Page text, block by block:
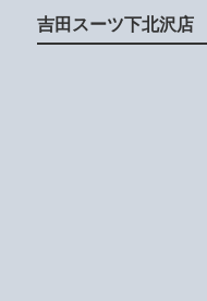
吉田スーツ下北沢店